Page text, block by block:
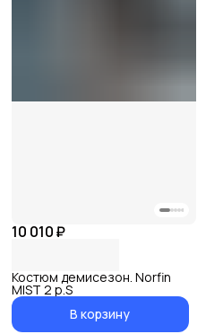
10 010 ₽
Костюм демисезон. Norfin
MIST 2 р.S
В корзину